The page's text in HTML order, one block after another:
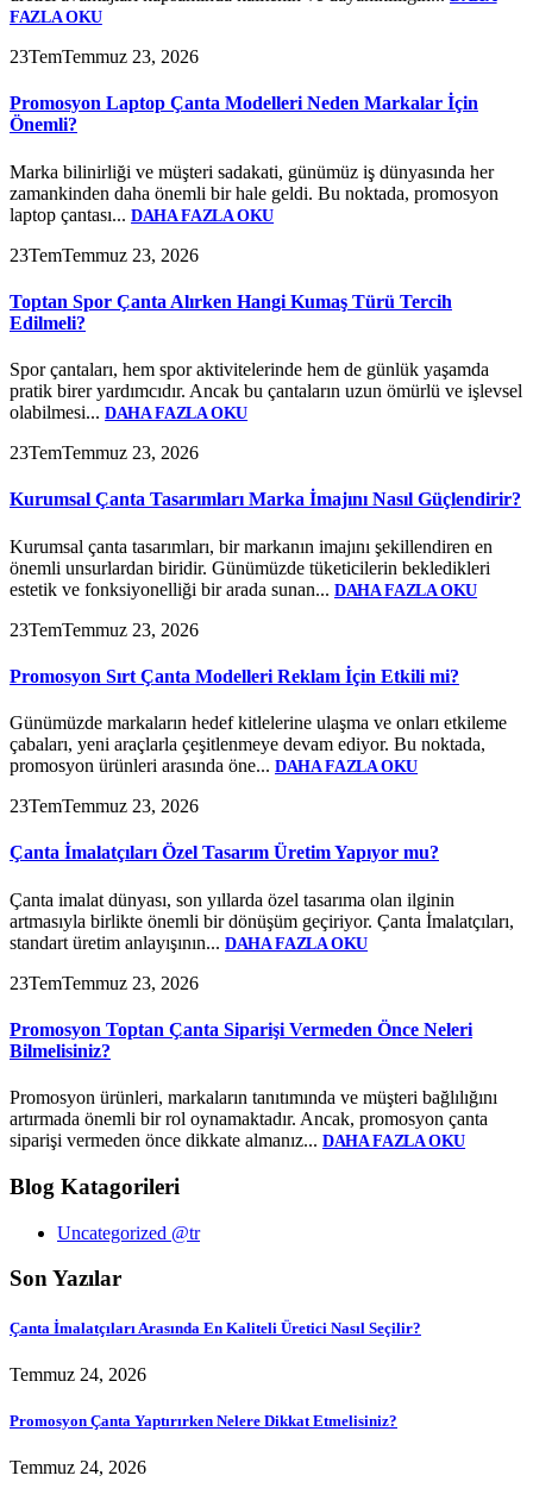
FAZLA OKU
23TemTemmuz 23, 2026
Promosyon Laptop Çanta Modelleri Neden Markalar İçin
Önemli?
Marka bilinirliği ve müşteri sadakati, günümüz iş dünyasında her
zamankinden daha önemli bir hale geldi. Bu noktada, promosyon
laptop çantası... DAHA FAZLA OKU
23TemTemmuz 23, 2026
Toptan Spor Çanta Alırken Hangi Kumaş Türü Tercih
Edilmeli?
Spor çantaları, hem spor aktivitelerinde hem de günlük yaşamda
pratik birer yardımcıdır. Ancak bu çantaların uzun ömürlü ve işlevsel
olabilmesi... DAHA FAZLA OKU
23TemTemmuz 23, 2026
Kurumsal Çanta Tasarımları Marka İmajını Nasıl Güçlendirir?
Kurumsal çanta tasarımları, bir markanın imajını şekillendiren en
önemli unsurlardan biridir. Günümüzde tüketicilerin bekledikleri
estetik ve fonksiyonelliği bir arada sunan... DAHA FAZLA OKU
23TemTemmuz 23, 2026
Promosyon Sırt Çanta Modelleri Reklam İçin Etkili mi?
Günümüzde markaların hedef kitlelerine ulaşma ve onları etkileme
çabaları, yeni araçlarla çeşitlenmeye devam ediyor. Bu noktada,
promosyon ürünleri arasında öne... DAHA FAZLA OKU
23TemTemmuz 23, 2026
Çanta İmalatçıları Özel Tasarım Üretim Yapıyor mu?
Çanta imalat dünyası, son yıllarda özel tasarıma olan ilginin
artmasıyla birlikte önemli bir dönüşüm geçiriyor. Çanta İmalatçıları,
standart üretim anlayışının... DAHA FAZLA OKU
23TemTemmuz 23, 2026
Promosyon Toptan Çanta Siparişi Vermeden Önce Neleri
Bilmelisiniz?
Promosyon ürünleri, markaların tanıtımında ve müşteri bağlılığını
artırmada önemli bir rol oynamaktadır. Ancak, promosyon çanta
siparişi vermeden önce dikkate almanız... DAHA FAZLA OKU
Blog Katagorileri
Uncategorized @tr
Son Yazılar
Çanta İmalatçıları Arasında En Kaliteli Üretici Nasıl Seçilir?
Temmuz 24, 2026
Promosyon Çanta Yaptırırken Nelere Dikkat Etmelisiniz?
Temmuz 24, 2026